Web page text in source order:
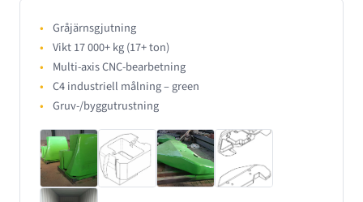
Gråjärnsgjutning
Vikt 17 000+ kg (17+ ton)
Multi-axis CNC-bearbetning
C4 industriell målning – green
Gruv-/byggutrustning